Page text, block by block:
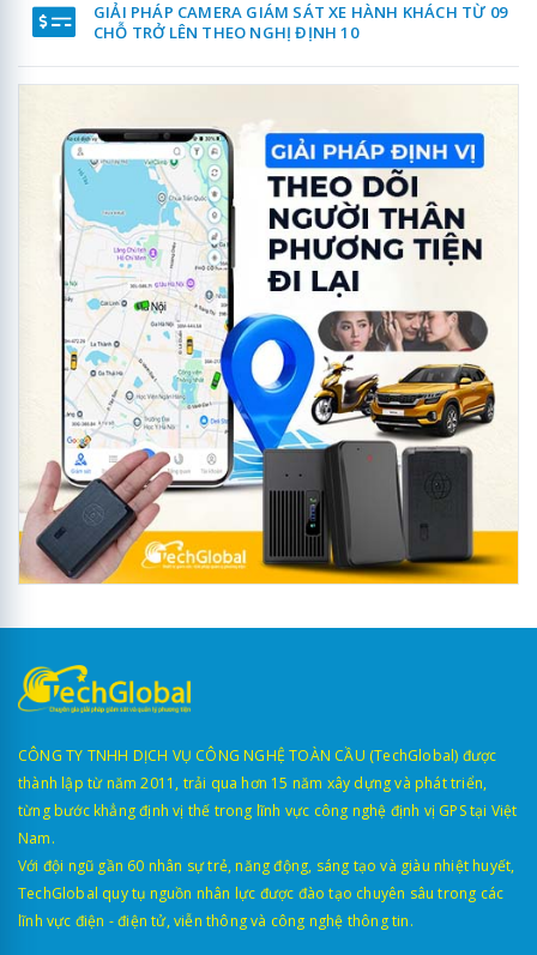
GIẢI PHÁP CAMERA GIÁM SÁT XE HÀNH KHÁCH TỪ 09
CHỖ TRỞ LÊN THEO NGHỊ ĐỊNH 10
CÔNG TY TNHH DỊCH VỤ CÔNG NGHỆ TOÀN CẦU (TechGlobal) được
thành lập từ năm 2011, trải qua hơn 15 năm xây dựng và phát triển,
từng bước khẳng định vị thế trong lĩnh vực công nghệ định vị GPS tại Việt
Nam.
Với đội ngũ gần 60 nhân sự trẻ, năng động, sáng tạo và giàu nhiệt huyết,
TechGlobal quy tụ nguồn nhân lực được đào tạo chuyên sâu trong các
lĩnh vực điện - điện tử, viễn thông và công nghệ thông tin.